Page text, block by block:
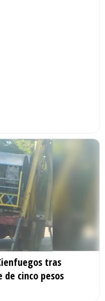
tras
cinco pesos